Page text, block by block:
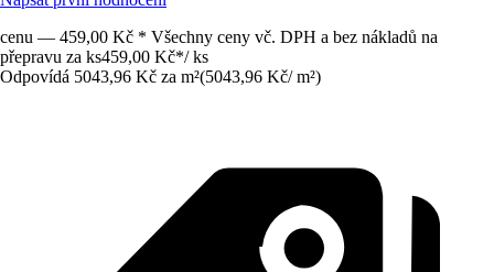
cenu — 459,00 Kč * Všechny ceny vč. DPH a bez nákladů na
přepravu za ks459,00 Kč*/ ks
Odpovídá 5043,96 Kč za m²(5043,96 Kč/ m²)